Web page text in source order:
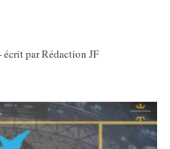
par Rédaction JF